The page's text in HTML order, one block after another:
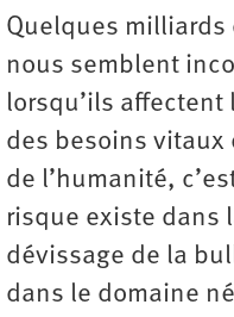
Quelques milliards
nous semblent
lorsqu’ils affectent
des besoins vitaux
de l’humanité,
risque existe dans
dévissage de la
dans le domaine